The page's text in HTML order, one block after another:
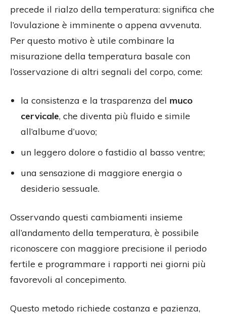
precede il rialzo della temperatura: significa che
l’ovulazione è imminente o appena avvenuta.
Per questo motivo è utile combinare la
misurazione della temperatura basale con
l’osservazione di altri segnali del corpo, come:
la consistenza e la trasparenza del muco
cervicale, che diventa più fluido e simile
all’albume d’uovo;
un leggero dolore o fastidio al basso ventre;
una sensazione di maggiore energia o
desiderio sessuale.
Osservando questi cambiamenti insieme
all’andamento della temperatura, è possibile
riconoscere con maggiore precisione il periodo
fertile e programmare i rapporti nei giorni più
favorevoli al concepimento.
Questo metodo richiede costanza e pazienza,